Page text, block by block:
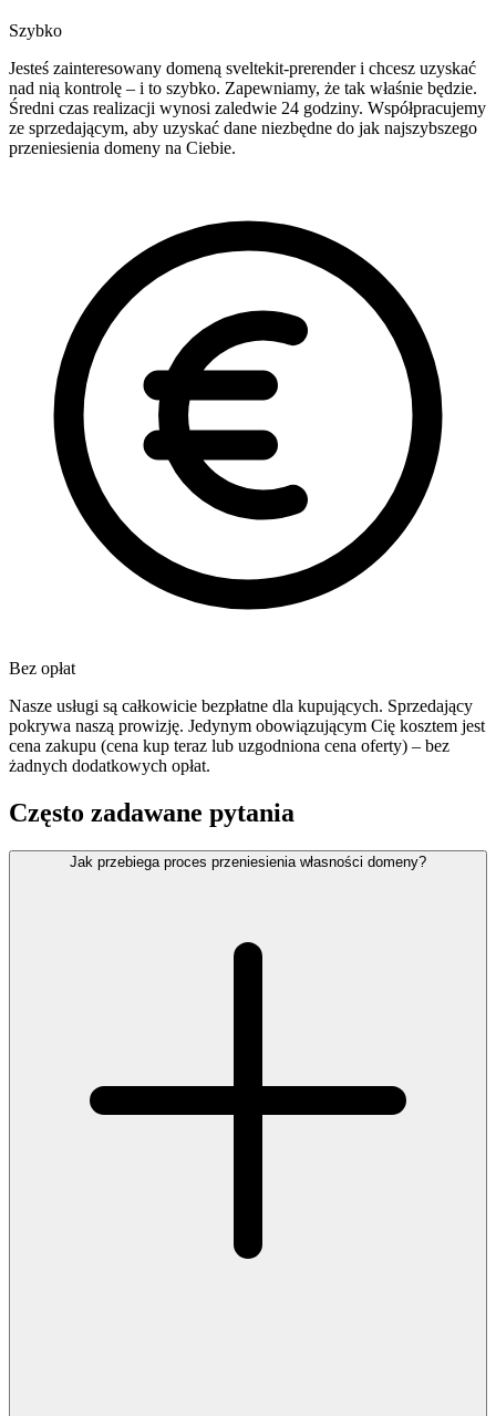
Szybko
Jesteś zainteresowany domeną sveltekit-prerender i chcesz uzyskać
nad nią kontrolę – i to szybko. Zapewniamy, że tak właśnie będzie.
Średni czas realizacji wynosi zaledwie 24 godziny. Współpracujemy
ze sprzedającym, aby uzyskać dane niezbędne do jak najszybszego
przeniesienia domeny na Ciebie.
Bez opłat
Nasze usługi są całkowicie bezpłatne dla kupujących. Sprzedający
pokrywa naszą prowizję. Jedynym obowiązującym Cię kosztem jest
cena zakupu (cena kup teraz lub uzgodniona cena oferty) – bez
żadnych dodatkowych opłat.
Często zadawane pytania
Jak przebiega proces przeniesienia własności domeny?